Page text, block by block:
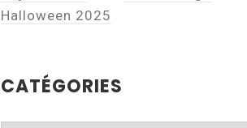
Halloween 2025
CATÉGORIES